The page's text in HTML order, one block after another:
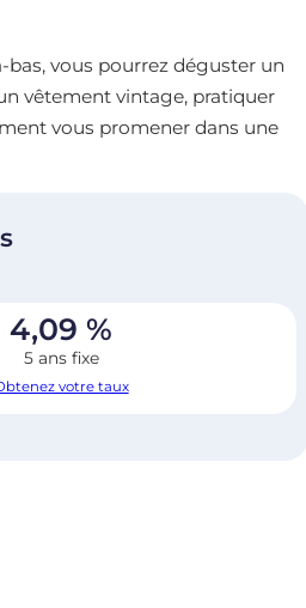
vous pourrez déguster un
vêtement vintage, pratiquer
vous promener dans une
4,09 %
5 ans fixe
votre taux